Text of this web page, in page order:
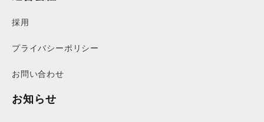
採用
プライバシーポリシー
お問い合わせ
お知らせ